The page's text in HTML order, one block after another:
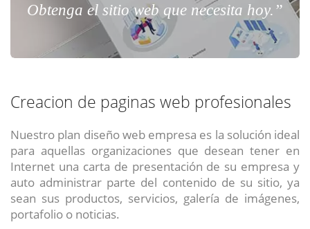
Obtenga el sitio web que necesita hoy.”
Creacion de paginas web profesionales
Nuestro plan diseño web empresa es la solución ideal
para aquellas organizaciones que desean tener en
Internet una carta de presentación de su empresa y
auto administrar parte del contenido de su sitio, ya
sean sus productos, servicios, galería de imágenes,
portafolio o noticias.